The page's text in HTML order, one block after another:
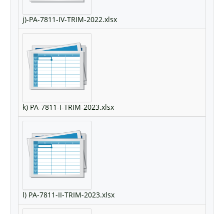
j)-PA-7811-IV-TRIM-2022.xlsx
k) PA-7811-I-TRIM-2023.xlsx
l) PA-7811-II-TRIM-2023.xlsx